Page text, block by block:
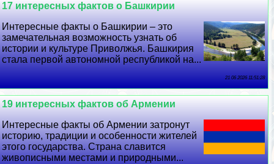
17 интересных фактов о Башкирии
Интересные факты о Башкирии – это
замечательная возможность узнать об
истории и культуре Приволжья. Башкирия
стала первой автономной республикой на...
21 06 2026 11:51:28
19 интересных фактов об Армении
Интересные факты об Армении затронут
историю, традиции и особенности жителей
этого государства. Страна славится
живописными местами и природными...